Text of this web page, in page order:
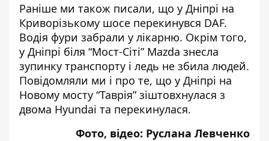
Раніше ми також писали, що у Дніпрі на
Криворізькому шосе перекинувся DAF.
Водія фури забрали у лікарню. Окрім того,
у Дніпрі біля “Мост-Сіті” Mazda знесла
зупинку транспорту і ледь не збила людей.
Повідомляли ми і про те, що у Дніпрі на
Новому мосту “Таврія” зіштовхнулася з
двома Hyundai та перекинулася.
Фото, відео: Руслана Левченко